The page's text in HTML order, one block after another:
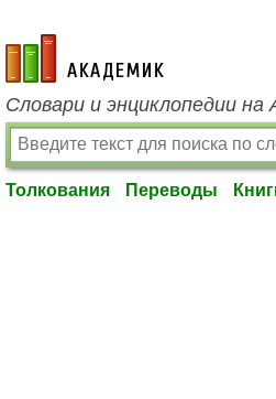
academic.ru
Словари и энциклопедии на
Толкования Переводы